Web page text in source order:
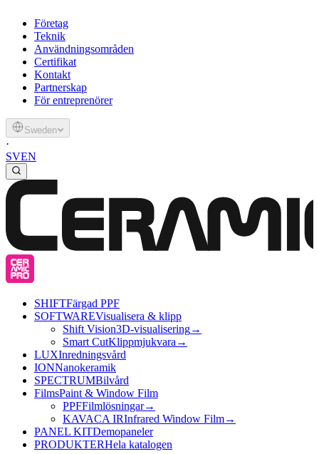
Företag
Teknik
Användningsområden
Certifikat
Kontakt
Partnerskap
För entreprenörer
Sweden
·
SVEN
SHIFTFärgad PPF
SOFTWAREVisualisera & klipp
Shift Vision3D-visualisering→
Smart CutKlippmjukvara →
LUXInredningsvård
IONNanokeramik
SPECTRUMBilvård
FilmsPaint & Window Film
PPFFilmlösningar→
KAVACA IRInfrared Window Film→
PANEL KITDemopaneler
PRODUKTERHela katalogen